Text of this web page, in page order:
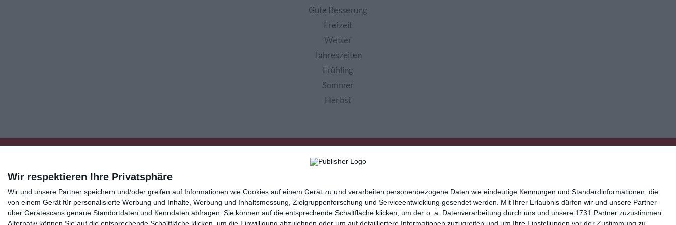
Wir respektieren Ihre Privatsphäre
Wir und unsere Partner speichern und/oder greifen auf Informationen wie Cookies auf einem Gerät zu und verarbeiten personenbezogene Daten wie eindeutige Kennungen und Standardinformationen, die
von einem Gerät für personalisierte Werbung und Inhalte, Werbung und Inhaltsmessung, Zielgruppenforschung und Serviceentwicklung gesendet werden.
Mit Ihrer Erlaubnis dürfen wir und unsere Partner
über Gerätescans genaue Standortdaten und Kenndaten abfragen. Sie können auf die entsprechende Schaltfläche klicken, um der o. a. Datenverarbeitung durch uns und unsere 1731 Partner zuzustimmen.
Gute Besserung
Freizeit
Wetter
Jahreszeiten
Frühling
Sommer
Herbst
Kisseo©